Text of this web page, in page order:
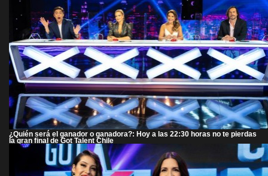
¿Quién será el ganador o ganadora?: Hoy a las 22:30 horas no te pierdas
la gran final de Got Talent Chile